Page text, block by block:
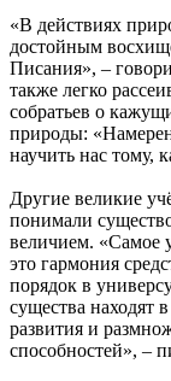
«В действиях
достойным
Писания», –
также легко
собратьев о
природы:
научить нас тому,
Другие великие
понимали
величием. «Самое
это гармония
порядок в
существа находят
развития и
способностей», –